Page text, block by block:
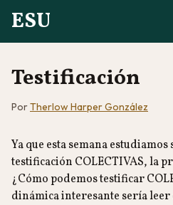
ESU
Testificación
PorTherlow Harper González
Ya que esta semana
testificación COLECTIVAS, la
¿Cómo podemos testificar
dinámica interesante sería